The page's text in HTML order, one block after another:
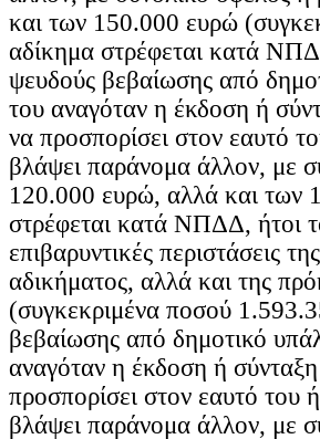
και των 150.000 ευρώ
αδίκημα στρέφεται κατά
ψευδούς βεβαίωσης από
του αναγόταν η έκδοση ή
να προσπορίσει στον εαυτό
βλάψει παράνομα άλλον, με
120.000 ευρώ, αλλά και των
στρέφεται κατά ΝΠΔΔ, ήτοι
επιβαρυντικές περιστάσεις
αδικήματος, αλλά και της
(συγκεκριμένα ποσού
βεβαίωσης από δημοτικό
αναγόταν η έκδοση ή
προσπορίσει στον εαυτό του
βλάψει παράνομα άλλον, με